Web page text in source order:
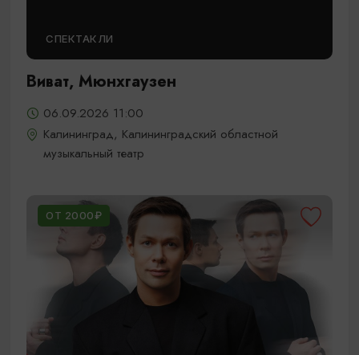
СПЕКТАКЛИ
Виват, Мюнхгаузен
06.09.2026 11:00
Калининград, Калининградский областной
музыкальный театр
ОТ 2000₽